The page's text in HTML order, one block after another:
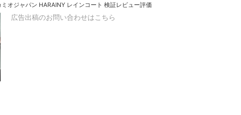
ミオジャパン HARAINY レインコート 検証レビュー評価
広告出稿のお問い合わせはこちら